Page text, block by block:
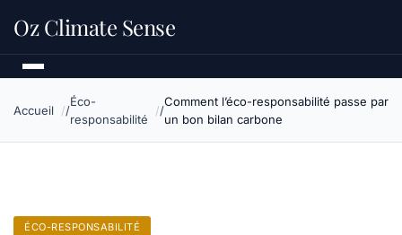
Oz Climate Sense
Accueil
Éco-
responsabilité
Comment l’éco-responsabilité passe par
un bon bilan carbone
ÉCO-RESPONSABILITÉ